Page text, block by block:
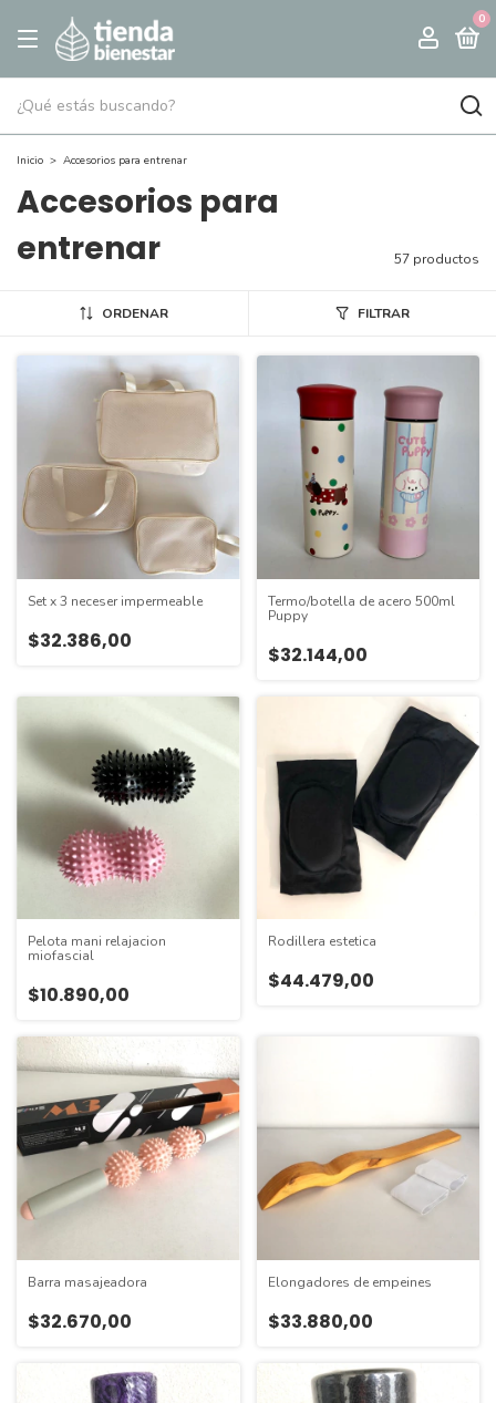
0
Inicio > Accesorios para entrenar
Accesorios para
entrenar
57 productos
ORDENAR FILTRAR
Set x 3 neceser impermeable
$32.386,00
Termo/botella de acero 500ml
Puppy
$32.144,00
Pelota mani relajacion
miofascial
$10.890,00
Rodillera estetica
$44.479,00
Barra masajeadora
$32.670,00
Elongadores de empeines
$33.880,00